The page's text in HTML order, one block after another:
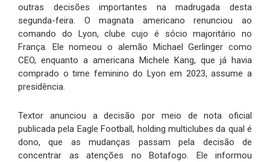
outras decisões importantes na madrugada desta
segunda-feira. O magnata americano renunciou ao
comando do Lyon, clube cujo é sócio majoritário no
França. Ele nomeou o alemão Michael Gerlinger como
CEO, enquanto a americana Michele Kang, que já havia
comprado o time feminino do Lyon em 2023, assume a
presidência.
Textor anunciou a decisão por meio de nota oficial
publicada pela Eagle Football, holding multiclubes da qual é
dono, que as mudanças passam pela decisão de
concentrar as atenções no Botafogo. Ele informou